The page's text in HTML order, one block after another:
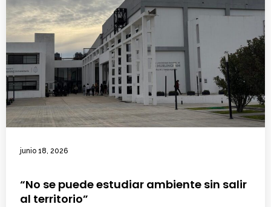
junio 18, 2026
“No se puede estudiar ambiente sin salir
al territorio”